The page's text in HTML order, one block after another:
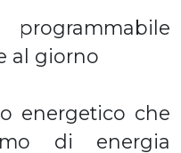
al giorno
energetico che
di energia